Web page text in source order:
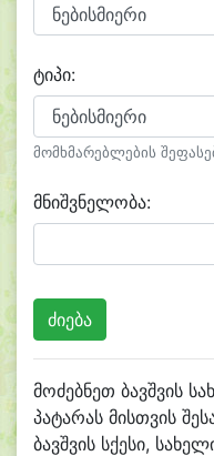
ტიპი:
მომხმარებლების
მნიშვნელობა:
მოძებნეთ ბავშვის
პატარას მისთვის
ბავშვის სქესი,